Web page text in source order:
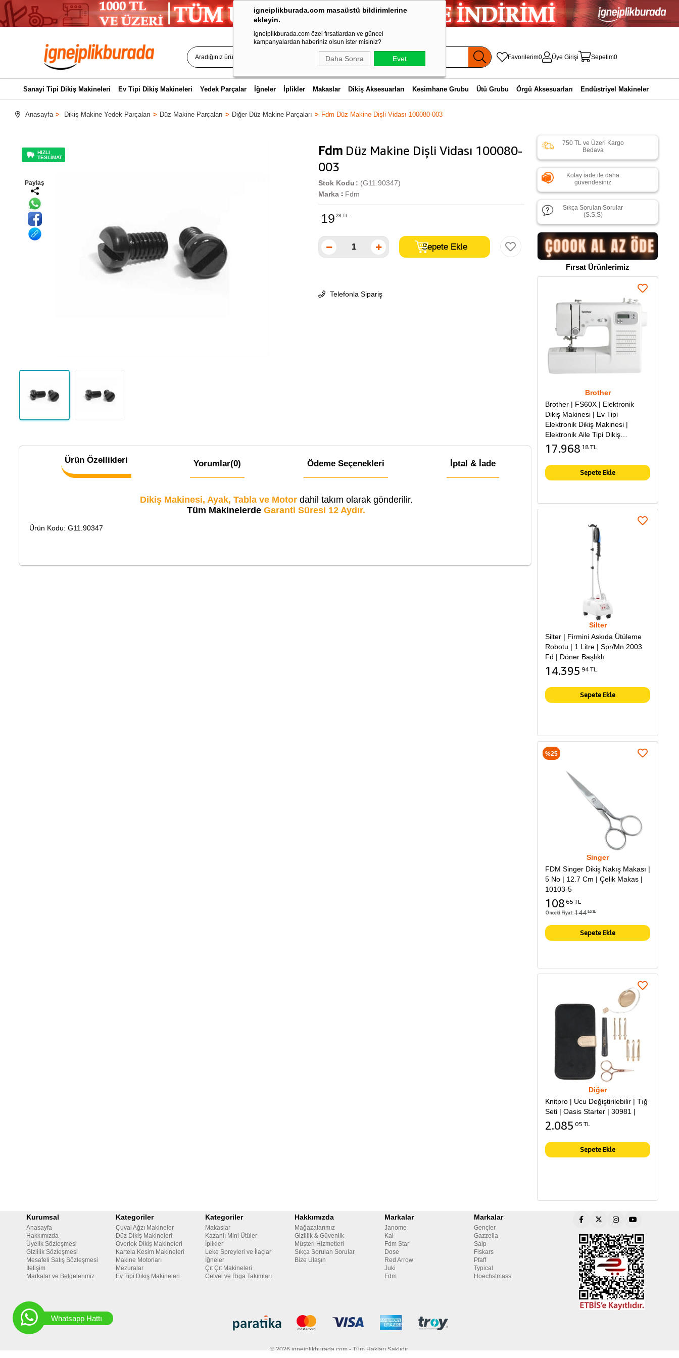
igneiplikburada.com masaüstü bildirimlerine
ekleyin.
igneiplikburada.com özel fırsatlardan ve güncel
kampanyalardan haberiniz olsun ister misiniz?
Daha Sonra Evet Favorilerim0 Üye Girişi Sepetim0
Sanayi Tipi Dikiş Makineleri Ev Tipi Dikiş Makineleri Yedek Parçalar İğneler İplikler Makaslar Dikiş Aksesuarları Kesimhane Grubu Ütü Grubu Örgü Aksesuarları Endüstriyel Makineler
Anasayfa Dikiş Makine Yedek Parçaları Düz Makine Parçaları Diğer Düz Makine Parçaları Fdm Düz Makine Dişli Vidası 100080-003
HIZLI
TESLİMAT
Paylaş
Fdm Düz Makine Dişli Vidası 100080-
003
(G11.90347)
Stok Kodu
Marka : Fdm
19 28 TL
Telefonla Sipariş
Ürün Özellikleri Yorumlar(0) Ödeme Seçenekleri İptal & İade
Dikiş Makinesi, Ayak, Tabla ve Motor dahil takım olarak gönderilir.
Tüm MakinelerdeGaranti Süresi 12 Aydır.
Ürün Kodu: G11.90347
750 TL ve Üzeri Kargo
Bedava
Kolay iade ile daha
güvendesiniz
Sıkça Sorulan Sorular
(S.S.S)
Fırsat Ürünlerimiz
Brother
Brother | FS60X | Elektronik
Dikiş Makinesi | Ev Tipi
Elektronik Dikiş Makinesi |
Elektronik Aile Tipi Dikiş
Makinesi
17.968 18 TL
Sepete Ekle
Silter
Silter | Firmini Askıda Ütüleme
Robotu | 1 Litre | Spr/Mn 2003
Fd | Döner Başlıklı
14.395 94 TL
Sepete Ekle
Singer
FDM Singer Dikiş Nakış Makası |
5 No | 12.7 Cm | Çelik Makas |
10103-5
108 65 TL
Önceki Fiyat:144 86 TL
Sepete Ekle
%25
Diğer
Knitpro | Ucu Değiştirilebilir | Tığ
Seti | Oasis Starter | 30981 |
2.085 05 TL
Sepete Ekle
Kurumsal
Anasayfa
Hakkımızda
Üyelik Sözleşmesi
Gizlilik Sözleşmesi
Mesafeli Satış Sözleşmesi
İletişim
Markalar ve Belgelerimiz
Kategoriler
Çuval Ağzı Makineler
Düz Dikiş Makineleri
Overlok Dikiş Makineleri
Kartela Kesim Makineleri
Makine Motorları
Mezuralar
Ev Tipi Dikiş Makineleri
Kategoriler
Makaslar
Kazanlı Mini Ütüler
İplikler
Leke Spreyleri ve İlaçlar
İğneler
Çıt Çıt Makineleri
Cetvel ve Riga Takımları
Hakkımızda
Mağazalarımız
Gizlilik & Güvenlik
Müşteri Hizmetleri
Sıkça Sorulan Sorular
Bize Ulaşın
Markalar
Janome
Kai
Fdm Star
Dose
Red Arrow
Juki
Fdm
Markalar
Gençler
Gazzella
Saip
Fiskars
Pfaff
Typical
Hoechstmass
© 2026 igneiplikburada.com - Tüm Hakları Saklıdır.
Whatsapp Hattı